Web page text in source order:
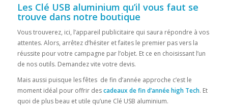
Les Clé USB aluminium qu’il vous faut se
trouve dans notre boutique
Vous trouverez, ici, l’appareil publicitaire qui saura répondre à vos
attentes. Alors, arrêtez d’hésiter et faites le premier pas vers la
réussite pour votre campagne par l’objet. Et ce en choisissant l’un
de nos outils. Demandez vite votre devis.
Mais aussi puisque les fêtes de fin d’année approche c’est le
moment idéal pour offrir descadeaux de fin d’année high Tech. Et
quoi de plus beau et utile qu’une Clé USB aluminium.